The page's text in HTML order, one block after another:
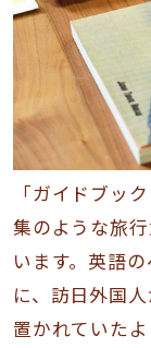
「ガイドブッ
集のような旅
います。英語
に、訪日外国
置かれていたよ